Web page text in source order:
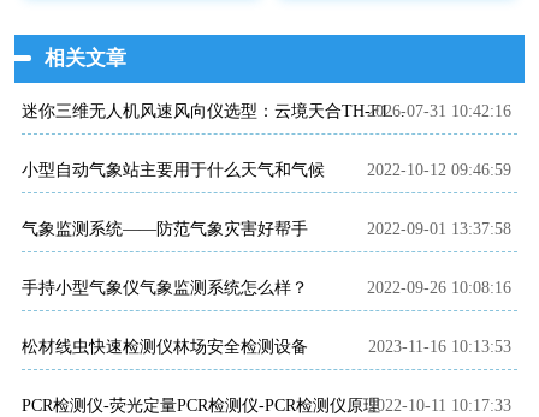
相关文章
迷你三维无人机风速风向仪选型：云境天合TH-F1H助力空中风场监测
2026-07-31 10:42:16
小型自动气象站主要用于什么天气和气候 2022-10-12 09:46:59
气象监测系统——防范气象灾害好帮手 2022-09-01 13:37:58
手持小型气象仪气象监测系统怎么样？ 2022-09-26 10:08:16
松材线虫快速检测仪林场安全检测设备 2023-11-16 10:13:53
PCR检测仪-荧光定量PCR检测仪-PCR检测仪原理2022-10-11 10:17:33